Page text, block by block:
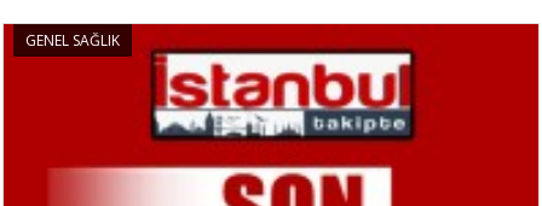
GENEL SAĞLIK